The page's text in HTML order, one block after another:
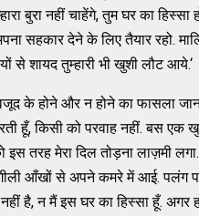
बुरा नहीं चाहेंगे, तुम घर का हिस्सा
सहकार देने के लिए तैयार रहो.
से शायद तुम्हारी भी खुशी लौट आये.‘
के होने और न होने का फासला
हूँ, किसी को परवाह नहीं. बस एक
इस तरह मेरा दिल तोड़ना लाज़मी
आँखों से अपने कमरे में आई. पलंग
है, न मैं इस घर का हिस्सा हूँ. अगर